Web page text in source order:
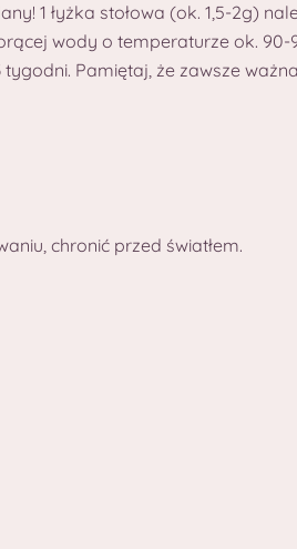
1 łyżka stołowa (ok. 1,5-2g)
wody o temperaturze ok. 90-
Pamiętaj, że zawsze
chronić przed światłem.